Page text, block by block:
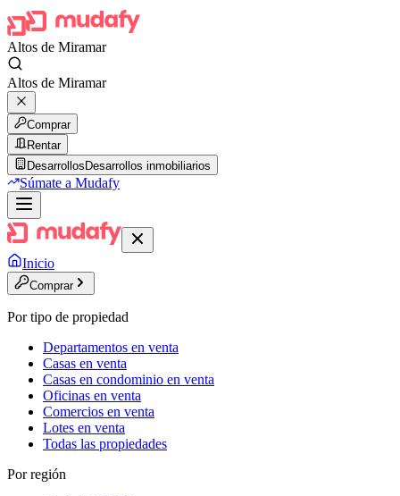
Altos de Miramar
Altos de Miramar
Comprar
Rentar
Desarrollos Desarrollos inmobiliarios
Súmate a Mudafy
Inicio
Comprar
Por tipo de propiedad
Departamentos en venta
Casas en venta
Casas en condominio en venta
Oficinas en venta
Comercios en venta
Lotes en venta
Todas las propiedades
Por región